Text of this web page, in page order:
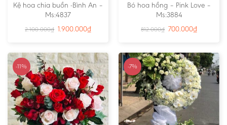
Kệ hoa chia buồn -Bình An –
Ms:4837
2.100.000₫ 1.900.000₫
Bó hoa hồng – Pink Love –
Ms:3884
812.000₫ 700.000₫
-11% -7%